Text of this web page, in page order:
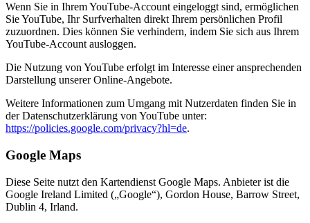
Wenn Sie in Ihrem YouTube-Account eingeloggt sind, ermöglichen
Sie YouTube, Ihr Surfverhalten direkt Ihrem persönlichen Profil
zuzuordnen. Dies können Sie verhindern, indem Sie sich aus Ihrem
YouTube-Account ausloggen.
Die Nutzung von YouTube erfolgt im Interesse einer ansprechenden
Darstellung unserer Online-Angebote.
Weitere Informationen zum Umgang mit Nutzerdaten finden Sie in
der Datenschutzerklärung von YouTube unter:
https://policies.google.com/privacy?hl=de.
Google Maps
Diese Seite nutzt den Kartendienst Google Maps. Anbieter ist die
Google Ireland Limited („Google“), Gordon House, Barrow Street,
Dublin 4, Irland.